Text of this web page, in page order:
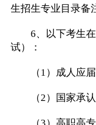
生招生专业目录备
6、以下考生在
试）：
（1）成人应届
（2）国家承认
（3）高职高专